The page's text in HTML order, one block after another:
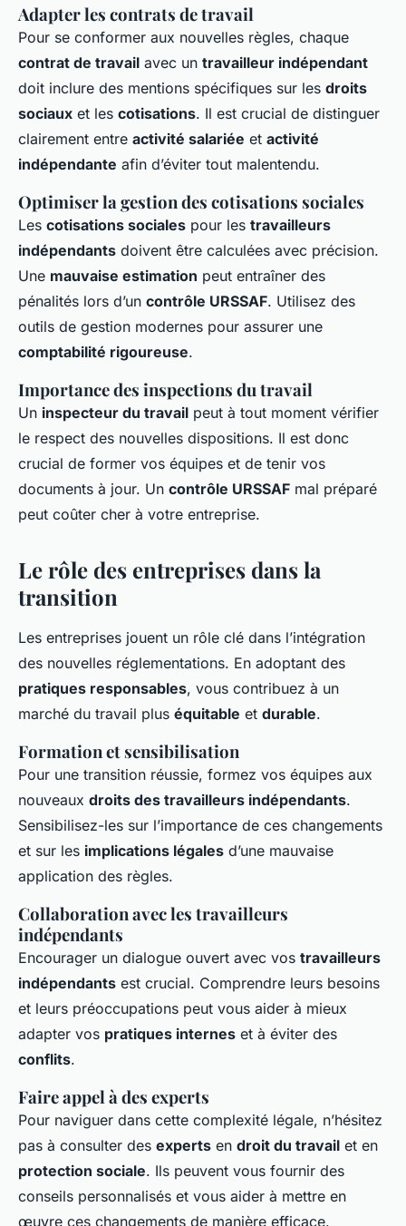
Adapter les contrats de travail
Pour se conformer aux nouvelles règles, chaque
contrat de travail avec un travailleur indépendant
doit inclure des mentions spécifiques sur les droits
sociaux et les cotisations. Il est crucial de distinguer
clairement entre activité salariée et activité
indépendante afin d’éviter tout malentendu.
Optimiser la gestion des cotisations sociales
Les cotisations sociales pour les travailleurs
indépendants doivent être calculées avec précision.
Une mauvaise estimation peut entraîner des
pénalités lors d’un contrôle URSSAF. Utilisez des
outils de gestion modernes pour assurer une
comptabilité rigoureuse.
Importance des inspections du travail
Un inspecteur du travail peut à tout moment vérifier
le respect des nouvelles dispositions. Il est donc
crucial de former vos équipes et de tenir vos
documents à jour. Un contrôle URSSAF mal préparé
peut coûter cher à votre entreprise.
Le rôle des entreprises dans la
transition
Les entreprises jouent un rôle clé dans l’intégration
des nouvelles réglementations. En adoptant des
pratiques responsables, vous contribuez à un
marché du travail plus équitable et durable.
Formation et sensibilisation
Pour une transition réussie, formez vos équipes aux
nouveaux droits des travailleurs indépendants.
Sensibilisez-les sur l’importance de ces changements
et sur les implications légales d’une mauvaise
application des règles.
Collaboration avec les travailleurs
indépendants
Encourager un dialogue ouvert avec vos travailleurs
indépendants est crucial. Comprendre leurs besoins
et leurs préoccupations peut vous aider à mieux
adapter vos pratiques internes et à éviter des
conflits.
Faire appel à des experts
Pour naviguer dans cette complexité légale, n’hésitez
pas à consulter des experts en droit du travail et en
protection sociale. Ils peuvent vous fournir des
conseils personnalisés et vous aider à mettre en
œuvre ces changements de manière efficace.